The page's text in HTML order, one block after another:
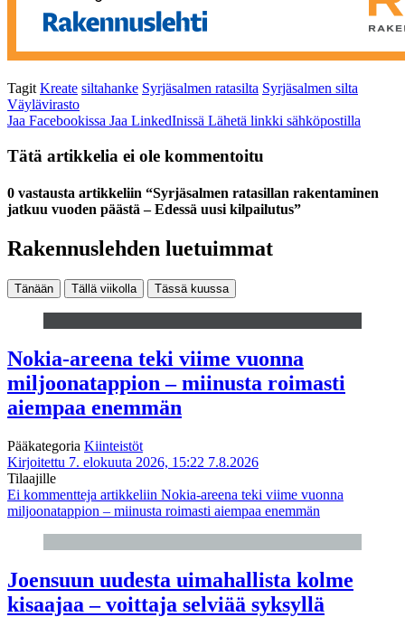
Tagit Kreate siltahanke Syrjäsalmen ratasilta Syrjäsalmen silta
Väylävirasto
Jaa Facebookissa Jaa LinkedInissä Lähetä linkki sähköpostilla
Tätä artikkelia ei ole kommentoitu
0 vastausta artikkeliin “Syrjäsalmen ratasillan rakentaminen
jatkuu vuoden päästä – Edessä uusi kilpailutus”
Rakennuslehden luetuimmat
Tänään Tällä viikolla Tässä kuussa
Nokia-areena teki viime vuonna
miljoonatappion – miinusta roimasti
aiempaa enemmän
Pääkategoria Kiinteistöt
Kirjoitettu 7. elokuuta 2026, 15:22 7.8.2026
Tilaajille
Ei kommentteja artikkeliin Nokia-areena teki viime vuonna
miljoonatappion – miinusta roimasti aiempaa enemmän
Joensuun uudesta uimahallista kolme
kisaajaa – voittaja selviää syksyllä